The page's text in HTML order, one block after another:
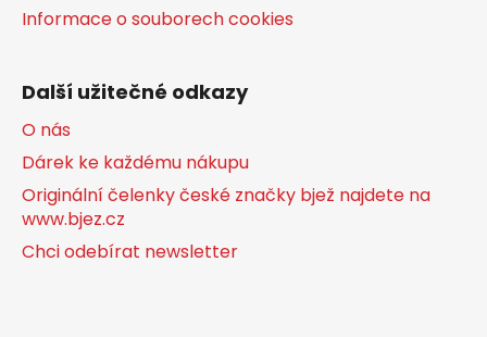
Informace o souborech cookies
Další užitečné odkazy
O nás
Dárek ke každému nákupu
Originální čelenky české značky bjež najdete na
www.bjez.cz
Chci odebírat newsletter